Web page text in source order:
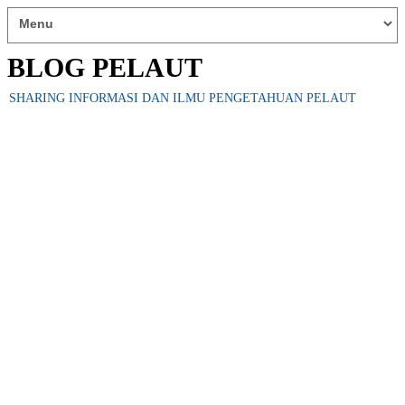
BLOG PELAUT
SHARING INFORMASI DAN ILMU PENGETAHUAN PELAUT